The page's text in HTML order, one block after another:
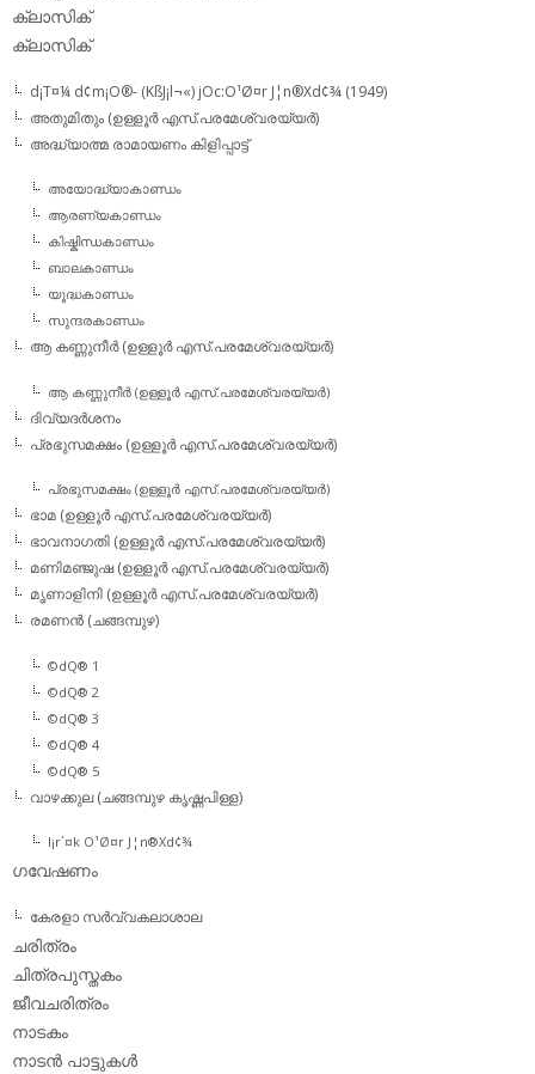
ക്ലാസിക്‌
ക്ലാസിക്
d¡T¤¼ d¢m¡O®- (KßJ¡l¬«) jOc:O¹Ø¤r J¦n®Xd¢¾ (1949)
അതുമിതും (ഉള്ളൂര്‍ എസ്.പരമേശ്വരയ്യര്‍)
അദ്ധ്യാത്മ രാമായണം കിളിപ്പാട്ട്‌
അയോദ്ധ്യാകാണ്ഡം
ആരണ്യകാണ്ഡം
കിഷ്കിന്ധകാണ്ഡം
ബാലകാണ്ഡം
യൂദ്ധകാണ്ഡം
സുന്ദരകാണ്ഡം
ആ കണ്ണുനീര്‍ (ഉള്ളൂര്‍ എസ്.പരമേശ്വരയ്യര്‍)
ആ കണ്ണുനീര്‍ (ഉള്ളൂര്‍ എസ്.പരമേശ്വരയ്യര്‍)
ദിവ്യദര്‍ശനം
പ്രഭുസമക്ഷം (ഉള്ളൂര്‍ എസ്.പരമേശ്വരയ്യര്‍)
പ്രഭുസമക്ഷം (ഉള്ളൂര്‍ എസ്.പരമേശ്വരയ്യര്‍)
ഭാമ (ഉള്ളൂര്‍ എസ്.പരമേശ്വരയ്യര്‍)
ഭാവനാഗതി (ഉള്ളൂര്‍ എസ്.പരമേശ്വരയ്യര്‍)
മണിമഞ്ജുഷ (ഉള്ളൂര്‍ എസ്.പരമേശ്വരയ്യര്‍)
മൃണാളിനി (ഉള്ളൂര്‍ എസ്.പരമേശ്വരയ്യര്‍)
രമണന്‍ (ചങ്ങമ്പുഴ)
©dQ® 1
©dQ® 2
©dQ® 3
©dQ® 4
©dQ® 5
വാഴക്കുല (ചങ്ങമ്പുഴ കൃഷ്ണപിള്ള)
l¡r´¤k O¹Ø¤r J¦n®Xd¢¾
ഗവേഷണം
കേരളാ സര്‍വ്വകലാശാല
ചരിത്രം
ചിത്രപുസ്തകം
ജീവചരിത്രം
നാടകം
നാടന്‍ പാട്ടുകള്‍